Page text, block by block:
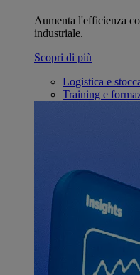
Aumenta l'efficienza
industriale.
Scopri di più
Logistica e
Training e